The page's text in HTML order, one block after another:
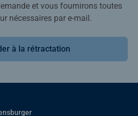
et vous fournirons toutes
nécessaires par e-mail.
à la rétractation